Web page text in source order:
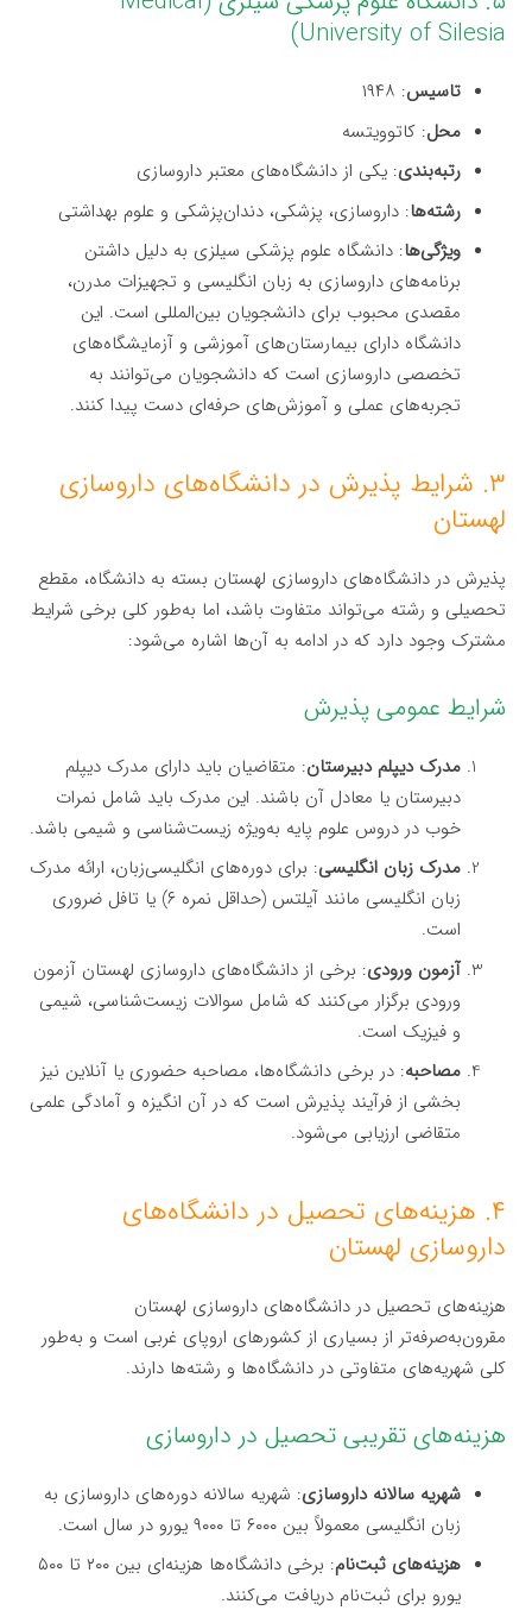
University of Silesia)
تاسیس: ۱۹۴۸
محل: کاتوویتسه
رتبه‌بندی: یکی از دانشگاه‌های معتبر داروسازی
رشته‌ها: داروسازی، پزشکی، دندان‌پزشکی و علوم بهداشتی
ویژگی‌ها: دانشگاه علوم پزشکی سیلزی به دلیل داشتن
برنامه‌های داروسازی به زبان انگلیسی و تجهیزات مدرن،
مقصدی محبوب برای دانشجویان بین‌المللی است. این
دانشگاه دارای بیمارستان‌های آموزشی و آزمایشگاه‌های
تخصصی داروسازی است که دانشجویان می‌توانند به
تجربه‌های عملی و آموزش‌های حرفه‌ای دست پیدا کنند.
۳. شرایط پذیرش در دانشگاه‌های داروسازی
لهستان
پذیرش در دانشگاه‌های داروسازی لهستان بسته به دانشگاه، مقطع
تحصیلی و رشته می‌تواند متفاوت باشد، اما به‌طور کلی برخی شرایط
مشترک وجود دارد که در ادامه به آن‌ها اشاره می‌شود:
شرایط عمومی پذیرش
مدرک دیپلم دبیرستان: متقاضیان باید دارای مدرک دیپلم
دبیرستان یا معادل آن باشند. این مدرک باید شامل نمرات
خوب در دروس علوم پایه به‌ویژه زیست‌شناسی و شیمی باشد.
مدرک زبان انگلیسی: برای دوره‌های انگلیسی‌زبان، ارائه مدرک
زبان انگلیسی مانند آیلتس (حداقل نمره ۶) یا تافل ضروری
است.
آزمون ورودی: برخی از دانشگاه‌های داروسازی لهستان آزمون
ورودی برگزار می‌کنند که شامل سوالات زیست‌شناسی، شیمی
و فیزیک است.
مصاحبه: در برخی دانشگاه‌ها، مصاحبه حضوری یا آنلاین نیز
بخشی از فرآیند پذیرش است که در آن انگیزه و آمادگی علمی
متقاضی ارزیابی می‌شود.
۴. هزینه‌های تحصیل در دانشگاه‌های
داروسازی لهستان
هزینه‌های تحصیل در دانشگاه‌های داروسازی لهستان
مقرون‌به‌صرفه‌تر از بسیاری از کشورهای اروپای غربی است و به‌طور
کلی شهریه‌های متفاوتی در دانشگاه‌ها و رشته‌ها دارند.
هزینه‌های تقریبی تحصیل در داروسازی
شهریه سالانه داروسازی: شهریه سالانه دوره‌های داروسازی به
زبان انگلیسی معمولاً بین ۶۰۰۰ تا ۹۰۰۰ یورو در سال است.
هزینه‌های ثبت‌نام
: برخی دانشگاه‌ها هزینه‌ای بین ۲۰۰ تا ۵۰۰
یورو برای ثبت‌نام دریافت می‌کنند.